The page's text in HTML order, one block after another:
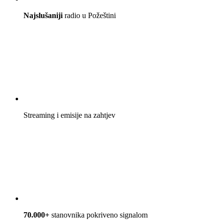
Najslušaniji radio u Požeštini
Streaming i emisije na zahtjev
70.000+ stanovnika pokriveno signalom